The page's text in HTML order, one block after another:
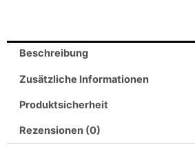
-
Spruch
DDR
klein
war
Beschreibung
Zusätzliche Informationen
Produktsicherheit
Rezensionen (0)